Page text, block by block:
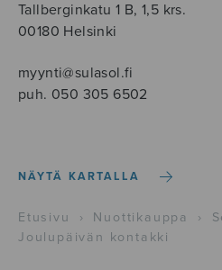
Tallberginkatu 1 B, 1,5 krs.
00180 Helsinki
myynti@sulasol.fi
puh. 050 305 6502
NÄYTÄ KARTALLA
Etusivu › Nuottikauppa ›
Joulupäivän kontakki